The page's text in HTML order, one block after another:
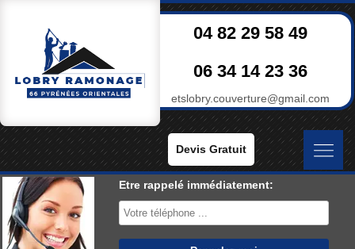
04 82 29 58 49
06 34 14 23 36
etslobry.couverture@gmail.com
Devis Gratuit
Etre rappelé immédiatement: